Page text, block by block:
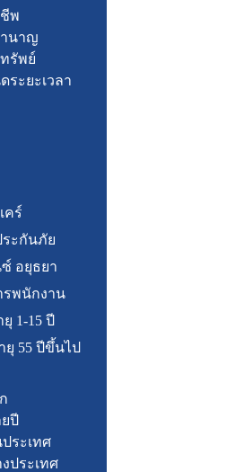
พ
นาญ
รัพย์
ะยะเวลา
คร์
ะกันภัย
อยุธยา
พนักงาน
1-15 ปี
55 ปีขึ้นไป
ปี
ระเทศ
ประเทศ